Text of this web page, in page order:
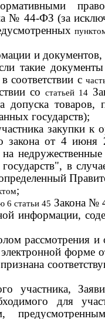
№ 44-ФЗ (за
и
такие
соответствии с
со статьей 14
допуска
государств);
закупки к
закона от 4
на
в
;
6 статьи 45 Закона№
информации,
рассмотрения и
электронной
участника,
для